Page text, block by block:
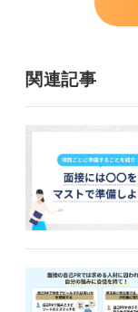
関連記事